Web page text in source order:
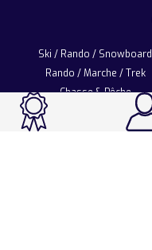
Ski / Rando / Snowboard
Rando / Marche / Trek
Chasse & Pêche